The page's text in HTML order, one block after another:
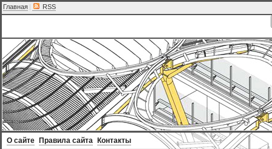
Главная | RSS
О сайте Правила сайта Контакты